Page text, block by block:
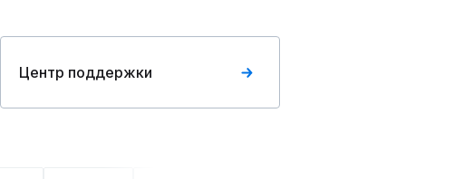
Центр поддержки